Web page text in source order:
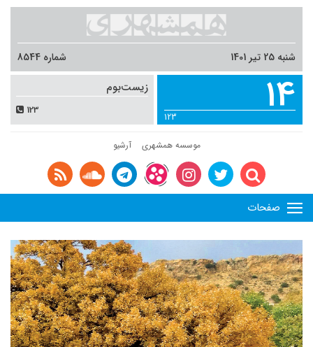
14
123
شنبه 25 تیر 1401 شماره 8544
زیست‌بوم
123
موسسه همشهری آرشیو
صفحات